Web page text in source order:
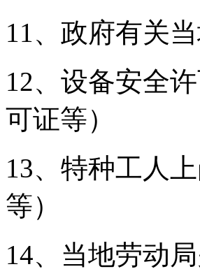
11、政府有关
12、设备安全
可证等）
13、特种工人
等）
14、当地劳动